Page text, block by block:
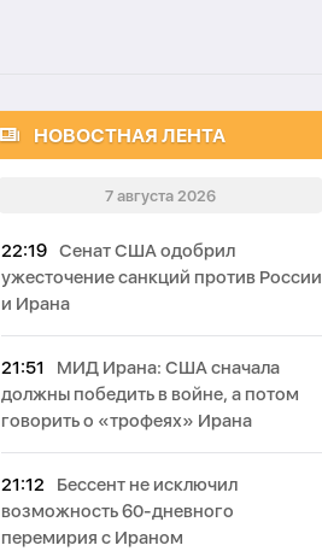
НОВОСТНАЯ ЛЕНТА
7 августа 2026
22:19 Сенат США одобрил
ужесточение санкций против России
и Ирана
21:51
МИД Ирана: США сначала
должны победить в войне, а потом
говорить о «трофеях» Ирана
21:12
Бессент не исключил
возможность 60-дневного
перемирия с Ираном